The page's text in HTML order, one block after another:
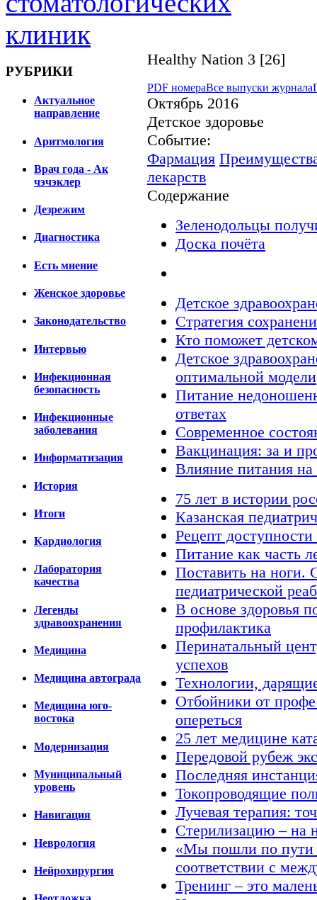
РУБРИКИ
Актуальное
направление
Аритмология
Врач года - Ак
чэчэклер
Дезрежим
Диагностика
Есть мнение
Женское здоровье
Законодательство
Интервью
Инфекционная
безопасность
Инфекционные
заболевания
Информатизация
История
Итоги
Кардиология
Лаборатория
качества
Легенды
здравоохранения
Медицина
Медицина автограда
Медицина юго-
востока
Модернизация
Муниципальный
уровень
Навигация
Неврология
Нейрохирургия
Healthy Nation 3 [26]
PDF номераВсе выпуски журнала
Октябрь 2016
Детское здоровье
Событие:
Фармация
лекарств
Содержание
Зеленодольцы
Доска почёта
Детское
Стратегия
Кто поможет
Детское
оптимальной модели
Питание
ответах
Современное
Вакцинация: за и
Влияние питания на
75 лет в истории
Казанская
Рецепт доступности
Питание как часть
Поставить на ноги.
педиатрической
В основе здоровья
профилактика
Перинатальный
успехов
Технологии,
Отбойники от
опереться
25 лет медицине
Передовой рубеж
Последняя
Токопроводящие
Лучевая терапия:
Стерилизацию – на
«Мы пошли по пути
соответствии с
Тренинг – это